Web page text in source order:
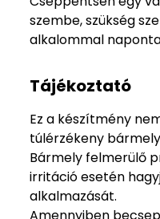
szembe, szükség
alkalommal
Tájékoztató
Ez a készítmény
túlérzékeny
Bármely felmerülő
irritáció esetén
alkalmazását.